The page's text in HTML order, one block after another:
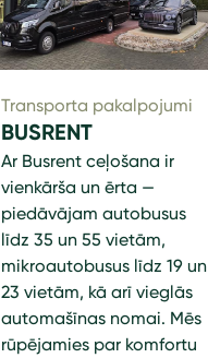
Transporta pakalpojumi
BUSRENT
Ar Busrent ceļošana ir
vienkārša un ērta —
piedāvājam autobusus
līdz 35 un 55 vietām,
mikroautobusus līdz 19 un
23 vietām, kā arī vieglās
automašīnas nomai. Mēs
rūpējamies par komfortu